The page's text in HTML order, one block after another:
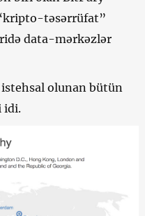
təsərrüfat”
data-mərkəzlər
olunan bütün
idi.